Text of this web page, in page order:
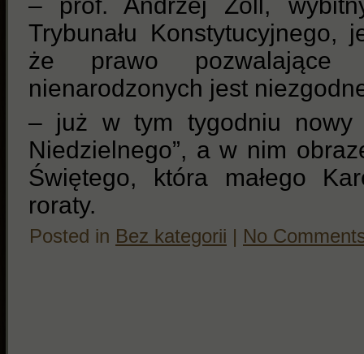
– prof. Andrzej Zoll,
Trybunału Konstytucyjnego,
że prawo
nienarodzonych jest
– już w tym tygodniu nowy
Niedzielnego”, a w nim
Świętego, która małego
roraty.
Posted in Bez kategorii No